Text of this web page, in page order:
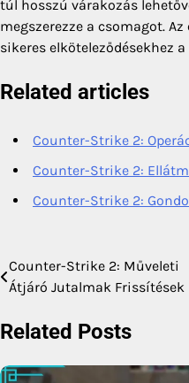
túl hosszú várakozás
megszerezze a csomagot.
sikeres elköteleződésekhez
Related articles
Counter-Strike 2:
Counter-Strike 2:
Counter-Strike 2:
Post
navigation
Counter-Strike 2: Műveleti
Átjáró Jutalmak Frissítések
Related Posts